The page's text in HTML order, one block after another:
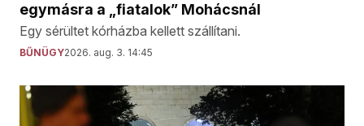
egymásra a „fiatalok” Mohácsnál
Egy sérültet kórházba kellett szállítani.
BŰNÜGY2026. aug. 3. 14:45